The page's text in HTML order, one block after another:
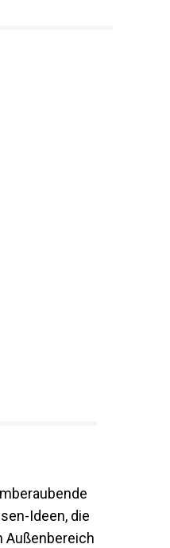
Ideen, die
Außenbereich